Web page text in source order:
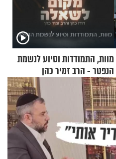
מוות, התמודדות וסיוע לנשמת
הנפטר - הרב זמיר כהן